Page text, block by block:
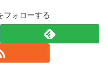
フォローする